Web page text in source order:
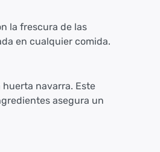
la frescura de las
en cualquier comida.
navarra. Este
asegura un